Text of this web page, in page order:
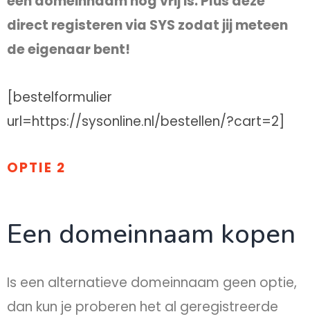
direct registeren via SYS zodat jij meteen
de eigenaar bent!
[bestelformulier
url=https://sysonline.nl/bestellen/?cart=2]
OPTIE 2
Een domeinnaam kopen
Is een alternatieve domeinnaam geen optie,
dan kun je proberen het al geregistreerde